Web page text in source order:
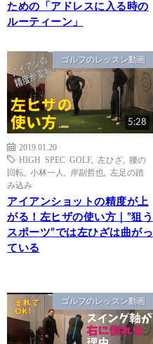
ための「アドレスに入る時の
ルーティーン」
ゴルフのレッスン動画
5:28
2019.01.20
HIGH SPEC GOLF, 左ひざ
腰の
回転
小林一人 岸副哲也
左足の踏
み込み
アイアンショットの精度が上
がる！左ヒザの使い方｜”狙う
スポーツ”では左ひざは曲がっ
ている
ゴルフのレッスン動画